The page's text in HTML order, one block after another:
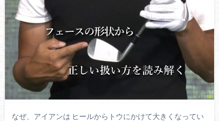
なぜ、アイアンは ヒールからトウにかけて大きくなってい